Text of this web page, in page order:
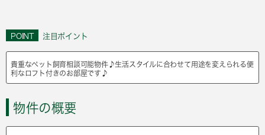
POINT 注目ポイント
貴重なペット飼育相談可能物件♪生活スタイルに合わせて用途を変えられる便
利なロフト付きのお部屋です♪
物件の概要